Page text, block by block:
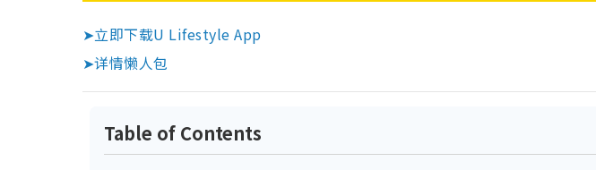
➤立即下载U Lifestyle App
➤详情懒人包
Table of Contents